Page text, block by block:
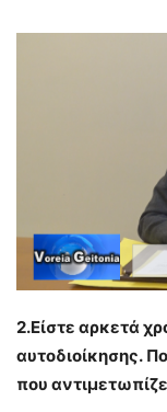
2.Είστε αρκετά
αυτοδιοίκησης.
που